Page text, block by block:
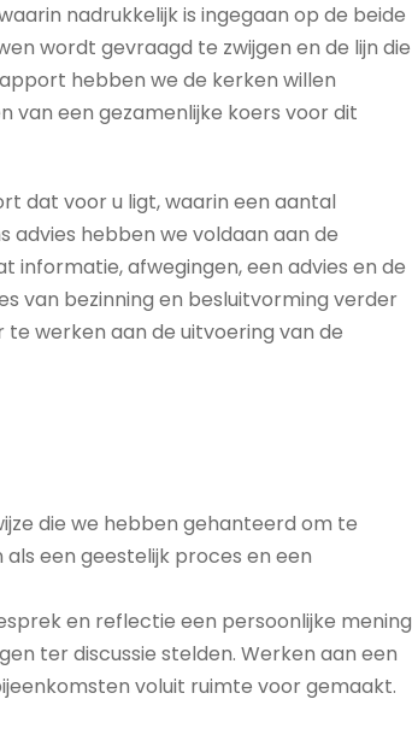
nadrukkelijk is ingegaan op de beide
wordt gevraagd te zwijgen en de lijn die
hebben we de kerken willen
een gezamenlijke koers voor dit
dat voor u ligt, waarin een aantal
advies hebben we voldaan aan de
afwegingen, een advies en de
van bezinning en besluitvorming verder
werken aan de uitvoering van de
die we hebben gehanteerd om te
een geestelijk proces en een
en reflectie een persoonlijke mening
ter discussie stelden. Werken aan een
voluit ruimte voor gemaakt.